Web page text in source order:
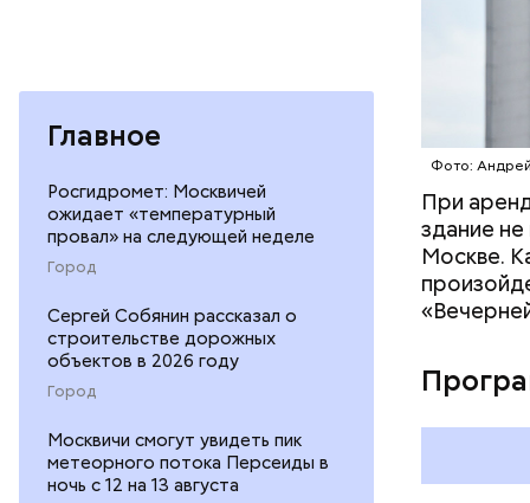
Главное
Росгидромет: Москвичей
ожидает «температурный
провал» на следующей неделе
Город
Сергей Собянин рассказал о
строительстве дорожных
объектов в 2026 году
Город
Москвичи смогут увидеть пик
метеорного потока Персеиды в
ночь с 12 на 13 августа
Фото:
При
здание
Москве.
Долгое
Юго-
сейчас